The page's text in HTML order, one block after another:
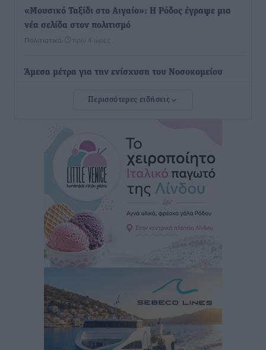
«Μουσικό Ταξίδι στο Αιγαίο»: Η Ρόδος έγραψε μια
νέα σελίδα στον πολιτισμό
Πολιτιστικά πριν 4 ώρες
Άμεσα μέτρα για την ενίσχυση του Νοσοκομείου
ανακοίνωσε ο Άδωνις Γεωργιάδης
Iατρικός Σύλλογος Ροδου προς Α. Γεωργιάδη:
Στρατηγικές Προτάσεις για την Ενίσχυση της
Δημόσιας Υγείας στη Νησιωτική Ελλάδα και στα
Νοσοκομεία της Γ΄ Ζώνης
Τοπικές Ειδήσεις πριν 4 ώρες
Πάνθηρες: Ξεκίνησαν αισιόδοξοι για την παρθενική
“πτήση” τους
Αθλητικά πριν 5 ώρες
Άρης Αρχαγγέλου: Στο πλευρό του άτυχου Ιάκωβου
Θωμά
Αθλητικά• πριν 5 ώρες
Περισσότερες ειδήσεις